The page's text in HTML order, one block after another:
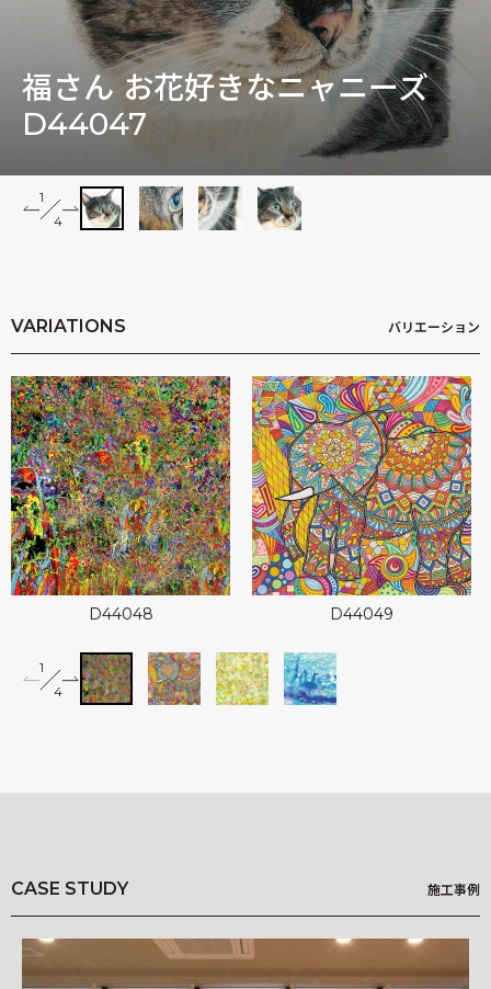
木村英輝
可能性アートプロジェクト
Landscapes kioi
Illustrated Story miffy wallpaper
基材一覧
施工事例
NEWS
HOW TO ORDER
福さん お花好きなニャニーズ
D44047
1
2 4
VARIATIONS バリエーション
D44048 D44049
1
2 4
CASE STUDY 施工事例